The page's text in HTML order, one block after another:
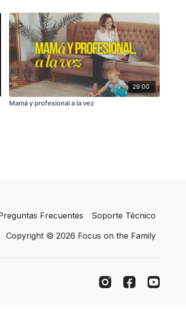
29:00
Mamá y profesional a la vez
Frecuentes
Soporte Técnico
Copyright © 2026 Focus on the Family